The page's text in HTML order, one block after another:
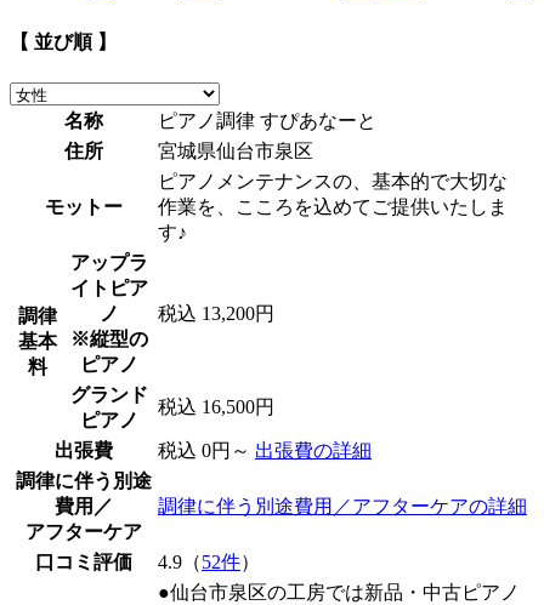
【 並び順 】
名称
ピアノ調律 すぴあなーと
住所
宮城県仙台市泉区
モットー
ピアノメンテナンスの、基本的で大切な
作業を、こころを込めてご提供いたしま
す♪
調律
基本
料
アップラ
イトピア
ノ
※縦型の
ピアノ
税込 13,200円
グランド
ピアノ
税込 16,500円
出張費 税込 0円～ 出張費の詳細
調律に伴う別途
費用／
アフターケア
調律に伴う別途費用／アフターケアの詳細
口コミ評価 4.9（52件）
●仙台市泉区の工房では新品・中古ピアノ